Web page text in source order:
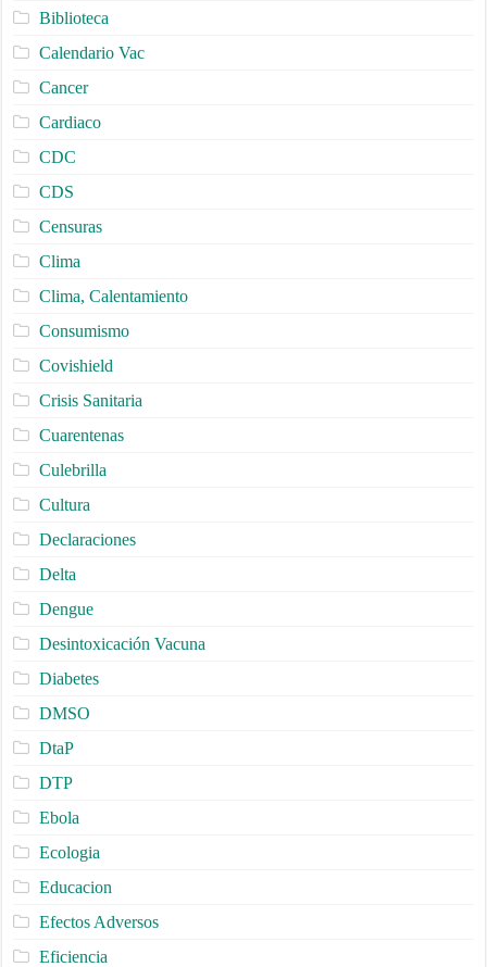
Biblioteca
Calendario Vac
Cancer
Cardiaco
CDC
CDS
Censuras
Clima
Clima, Calentamiento
Consumismo
Covishield
Crisis Sanitaria
Cuarentenas
Culebrilla
Cultura
Declaraciones
Delta
Dengue
Desintoxicación Vacuna
Diabetes
DMSO
DtaP
DTP
Ebola
Ecologia
Educacion
Efectos Adversos
Eficiencia